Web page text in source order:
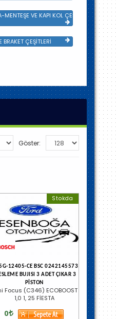
VE KAPI KOL ÇEŞİTLERİ
BRAKET ÇEŞİTLERİ
Göster:
Stokda
12405-CE BSC 0242145573
BUJISI 3 ADET ÇIKAR 3
PİSTON
Focus (C346) ECOBOOST
1,0 1, 25 FİESTA
0